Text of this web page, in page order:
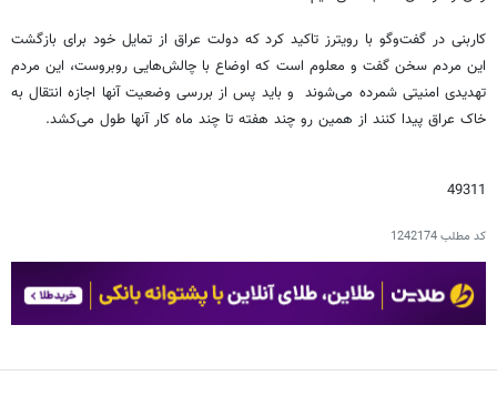
کاربنی در گفت‌وگو با رویترز تاکید کرد که دولت عراق از تمایل خود برای بازگشت
این مردم سخن گفت و معلوم است که اوضاع با چالش‌هایی روبروست، این مردم
تهدیدی امنیتی شمرده می‌شوند و باید پس از بررسی وضعیت آنها اجازه انتقال به
خاک عراق پیدا کنند از همین رو چند هفته تا چند ماه کار آنها طول می‌کشد.
49311
کد مطلب1242174